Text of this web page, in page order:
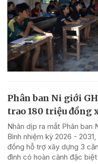
Phân ban Ni giới
trao 180 triệu đồng
Nhân dịp ra mắt Phân ban
Bình nhiệm kỳ 2026 -
đồng hỗ trợ xây dựng 3
đình có hoàn cảnh đặc